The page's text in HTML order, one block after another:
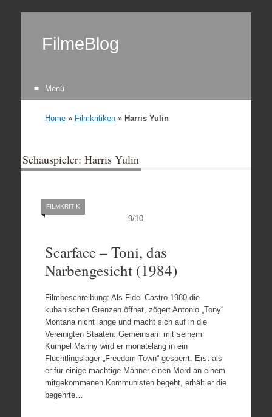
FilmeBlog
Menü
Home» Filmkritiken» Harris Yulin
Schauspieler: Harris Yulin
9/10
FILMKRITIK
Scarface – Toni, das
Narbengesicht (1984)
Filmbeschreibung: Als Fidel Castro 1980 die
kubanischen Grenzen öffnet, zögert Antonio „Tony“
Montana nicht lange und macht sich auf in die
Vereinigten Staaten. Gemeinsam mit seinem
Kumpel Manny wird er monatelang in ein
Flüchtlingslager „Freedom Town“ gesperrt. Erst als
er für einige mächtige Männer einen Mord an einem
mitgekommenen Kommunisten begeht, erhält er die
begehrte…